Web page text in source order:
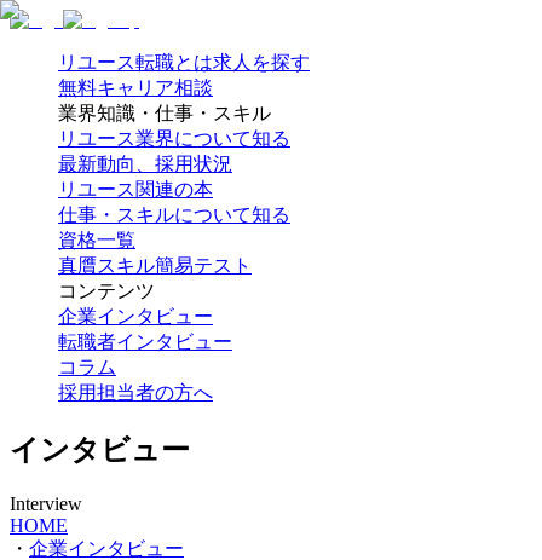
リユース転職とは求人を探す
無料キャリア相談
業界知識・仕事・スキル
リユース業界について知る
最新動向、採用状況
リユース関連の本
仕事・スキルについて知る
資格一覧
真贋スキル簡易テスト
コンテンツ
企業インタビュー
転職者インタビュー
コラム
採用担当者の方へ
インタビュー
Interview
HOME
・ 企業インタビュー